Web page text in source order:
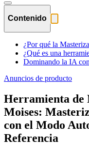
Contenido
¿Por qué la
¿Qué es una
Dominando la IA
Anuncios de producto
Herramienta de
Moises:
con el Modo
Referencia